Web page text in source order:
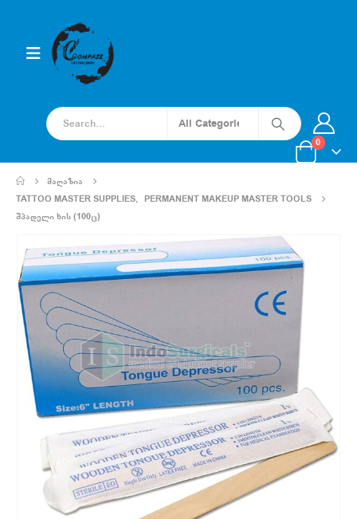
0
ᲛᲐᲦᲐᲖᲘᲐ
TATTOO MASTER SUPPLIES, PERMANENT MAKEUP MASTER TOOLS
ᲨᲞᲐᲓᲔᲚᲘ ᲮᲘᲡ (100Ც)